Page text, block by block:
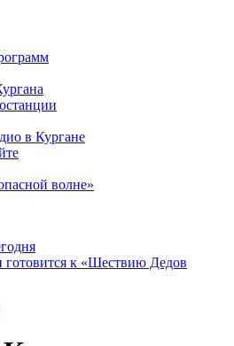
в Кургане
волне»
к «Шествию Дедов